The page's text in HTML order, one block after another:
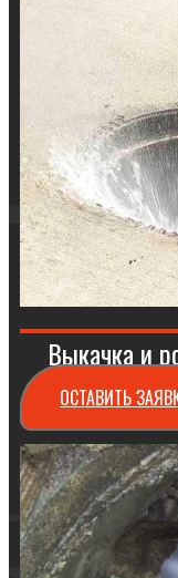
Выкачка и
ОСТАВИТЬ